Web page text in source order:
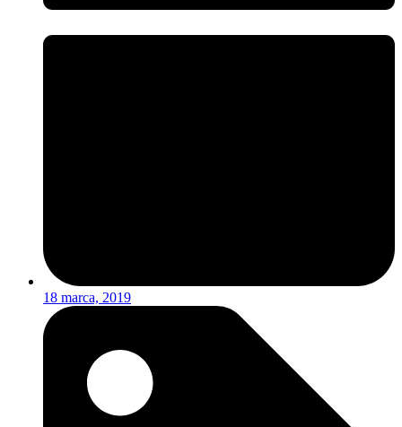
18 marca, 2019